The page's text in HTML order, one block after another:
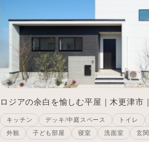
ロジアの余白を愉しむ平屋｜木更津市｜
キッチン デッキ/中庭スペース トイレ
外観
子ども部屋 寝室 洗面室 玄関